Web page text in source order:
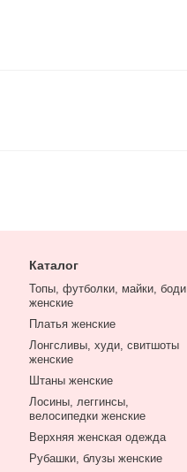
Каталог
Топы, футболки, майки, боди
женские
Платья женские
Лонгсливы, худи, свитшоты
женские
Штаны женские
Лосины, леггинсы,
велосипедки женские
Верхняя женская одежда
Рубашки, блузы женские